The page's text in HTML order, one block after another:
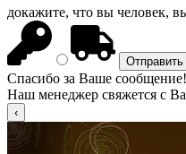
докажите, что вы человек,
Спасибо за Ваше сообщение!
Наш менеджер свяжется с